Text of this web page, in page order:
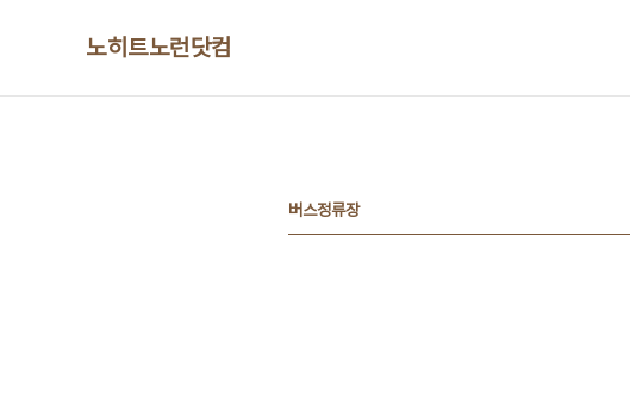
노히트노런닷컴
버스정류장